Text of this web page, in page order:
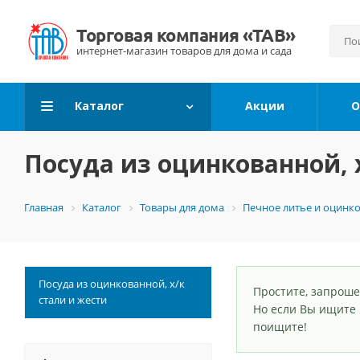
Каталог Акции
Посуда из оцинкованной,
Главная Каталог Товары для дома Печное литье и
Простите,
Но если Вы ищите
поищите!
Посуда из оцинкованной, х/к
стали и жести